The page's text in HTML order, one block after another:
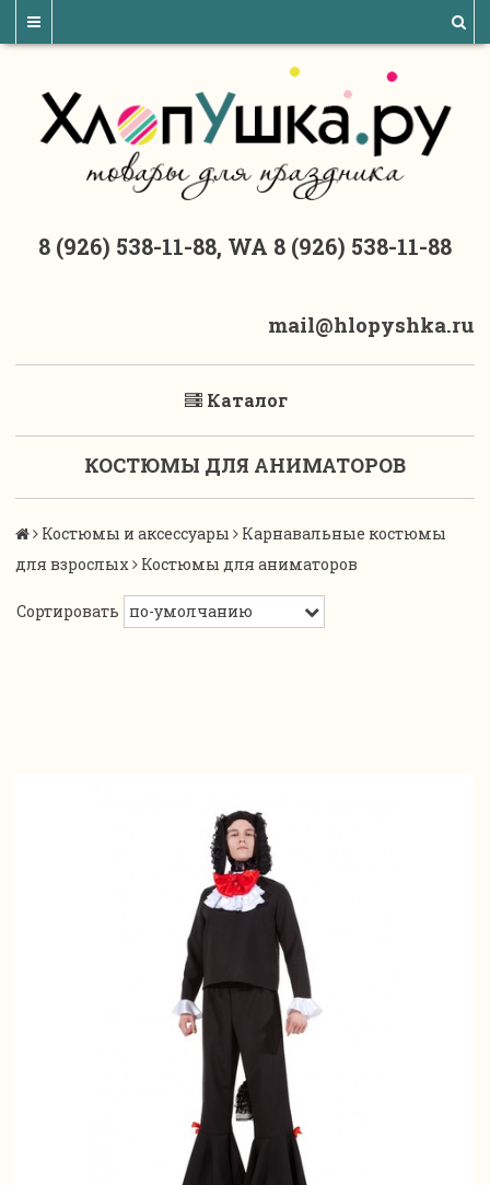
8 (926) 538-11-88, WA 8 (926) 538-11-88
mail@hlopyshka.ru
Каталог
КОСТЮМЫ ДЛЯ АНИМАТОРОВ
Костюмы и аксессуары
Карнавальные костюмы
для взрослых
Костюмы для аниматоров
Сортировать